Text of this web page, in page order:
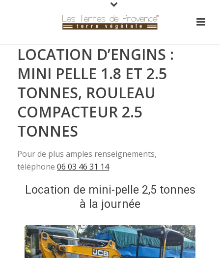
LOCATION D’ENGINS :
MINI PELLE 1.8 ET 2.5
TONNES, ROULEAU
COMPACTEUR 2.5
TONNES
Pour de plus amples renseignements,
téléphone 06 03 46 31 14
Location de mini-pelle 2,5 tonnes
à la journée